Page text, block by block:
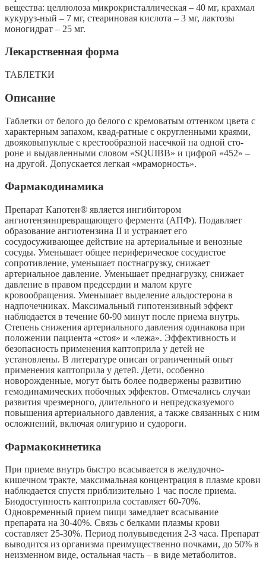
вещества: целлюлоза микрокристаллическая – 40 мг, крахмал
кукуруз-ный – 7 мг, стеариновая кислота – 3 мг, лактозы
моногидрат – 25 мг.
Лекарственная форма
ТАБЛЕТКИ
Описание
Таблетки от белого до белого с кремоватым оттенком цвета с
характерным запахом, квад-ратные с округленными краями,
двояковыпуклые с крестообразной насечкой на одной сто-
роне и выдавленными словом «SQUIBB» и цифрой «452» –
на другой. Допускается легкая «мраморность».
Фармакодинамика
Препарат Капотен® является ингибитором
ангиотензинпревращающего фермента (АПФ). Подавляет
образование ангиотензина II и устраняет его
сосудосуживающее действие на артериальные и венозные
сосуды. Уменьшает общее периферическое сосудистое
сопротивление, уменьшает постнагрузку, снижает
артериальное давление. Уменьшает преднагрузку, снижает
давление в правом предсердии и малом круге
кровообращения. Уменьшает выделение альдостерона в
надпочечниках. Максимальный гипотензивный эффект
наблюдается в течение 60-90 минут после приема внутрь.
Степень снижения артериального давления одинакова при
положении пациента «стоя» и «лежа». Эффективность и
безопасность применения каптоприла у детей не
установлены. В литературе описан ограниченный опыт
применения каптоприла у детей. Дети, особенно
новорожденные, могут быть более подвержены развитию
гемодинамических побочных эффектов. Отмечались случаи
развития чрезмерного, длительного и непредсказуемого
повышения артериального давления, а также связанных с ним
осложнений, включая олигурию и судороги.
Фармакокинетика
При приеме внутрь быстро всасывается в желудочно-
кишечном тракте, максимальная концентрация в плазме крови
наблюдается спустя приблизительно 1 час после приема.
Биодоступность каптоприла составляет 60-70%.
Одновременный прием пищи замедляет всасывание
препарата на 30-40%. Связь с белками плазмы крови
составляет 25-30%. Период полувыведения 2-3 часа. Препарат
выводится из организма преимущественно почками, до 50% в
неизменном виде, остальная часть – в виде метаболитов.